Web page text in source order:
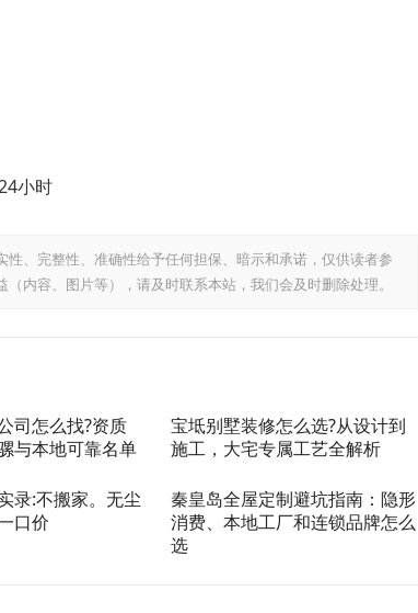
小时
、完整性、准确性给予任何担保、暗示和承诺，仅供读者参
内容、图片等），请及时联系本站，我们会及时删除处理。
司怎么找?资质
与本地可靠名单
宝坻别墅装修怎么选?从设计到
施工，大宅专属工艺全解析
录:不搬家。无尘
口价
秦皇岛全屋定制避坑指南：隐形
消费、本地工厂和连锁品牌怎么
选